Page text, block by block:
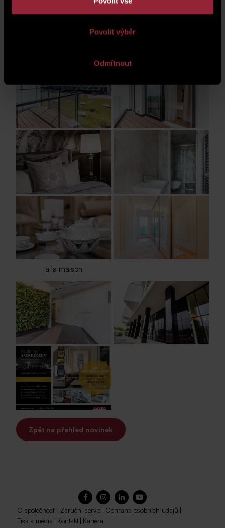
Povolit výběr
Odmítnout
a la maison
Zpět na přehled novinek
O společnosti Záruční servis Ochrana osobních údajů
Tisk a média
Kontakt
Kariéra